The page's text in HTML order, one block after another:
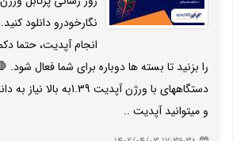
انجام آپدیت، حتما
دستگاههای با ورژن آپدیت
و میتوانید آپدیت ..